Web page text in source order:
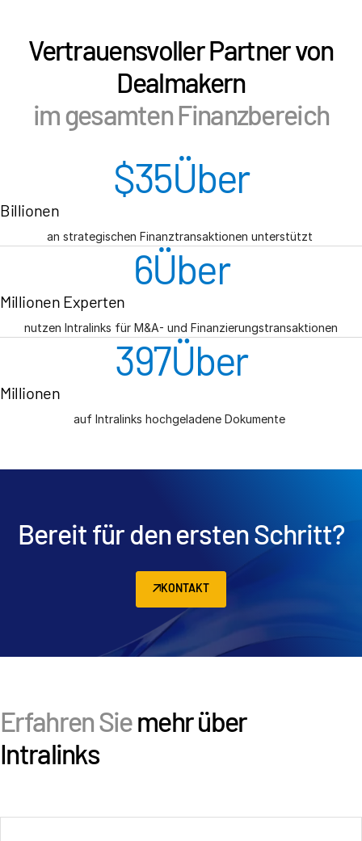
Vertrauensvoller Partner von
Dealmakern
im gesamten Finanzbereich
$35Über
Billionen
an strategischen Finanztransaktionen unterstützt
6Über
Millionen Experten
nutzen Intralinks für M&A- und Finanzierungstransaktionen
400Über
Millionen
auf Intralinks hochgeladene Dokumente
Bereit für den ersten Schritt?
KONTAKT
Erfahren Siemehr über
Intralinks